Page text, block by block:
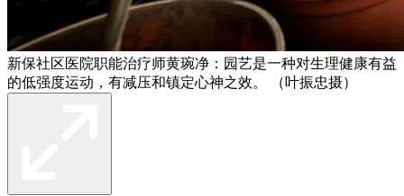
新保社区医院职能治疗师黄琬净：园艺是一种对生理健康有益
的低强度运动，有减压和镇定心神之效。 （叶振忠摄）